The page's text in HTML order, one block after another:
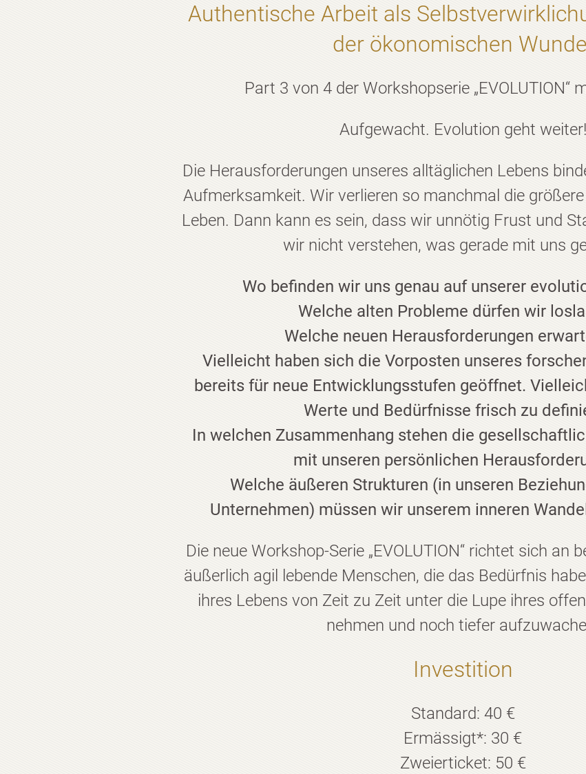
Authentische Arbeit als
der ökonomischen
Part 3 von 4 der Workshopserie „EVOLUTION“
Aufgewacht. Evolution geht weiter!
Die Herausforderungen unseres alltäglichen Lebens
Aufmerksamkeit. Wir verlieren so manchmal die
Leben. Dann kann es sein, dass wir unnötig Frust und
wir nicht verstehen, was gerade mit uns
Wo befinden wir uns genau auf unserer
Welche alten Probleme dürfen wir
Welche neuen Herausforderungen
Vielleicht haben sich die Vorposten unseres
bereits für neue Entwicklungsstufen geöffnet.
Werte und Bedürfnisse frisch zu
In welchen Zusammenhang stehen die
mit unseren persönlichen
Welche äußeren Strukturen (in unseren
Unternehmen) müssen wir unserem inneren
Die neue Workshop-Serie „EVOLUTION“ richtet sich an
äußerlich agil lebende Menschen, die das Bedürfnis
ihres Lebens von Zeit zu Zeit unter die Lupe ihres
nehmen und noch tiefer
Investition
Standard: 40 €
Ermässigt*: 30 €
Zweierticket: 50 €